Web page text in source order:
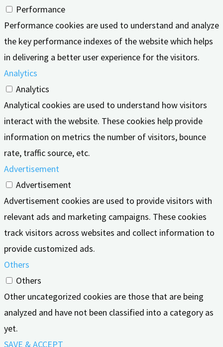
Performance
Performance cookies are used to understand and analyze
the key performance indexes of the website which helps
in delivering a better user experience for the visitors.
Analytics
Analytics
Analytical cookies are used to understand how visitors
interact with the website. These cookies help provide
information on metrics the number of visitors, bounce
rate, traffic source, etc.
Advertisement
Advertisement
Advertisement cookies are used to provide visitors with
relevant ads and marketing campaigns. These cookies
track visitors across websites and collect information to
provide customized ads.
Others
Others
Other uncategorized cookies are those that are being
analyzed and have not been classified into a category as
yet.
SAVE & ACCEPT